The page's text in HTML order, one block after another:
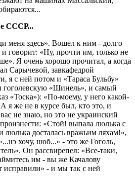
СССР...
меня здесь». Вошел к ним - долго
говорит: «Ну, прочти им, только не
Я очень хорошо прочитал, а когда
Сарычевой, завкафедрой
я с ней потом и «Тараса Бульбу»
гоголевскую «Шинель», и самый
«Тоска»): «По-моему, у него какой-
я же не в курсе был, кто это, и
не знаю, но это не украинский
«Стой! выпала люлька с
люлька досталась вражьим ляхам!»,
хочу, шоб...» - это же Гоголь,
Он рассвирепел: «Все-таки,
им - вы же Качалову
исправили» - и мы так с ней